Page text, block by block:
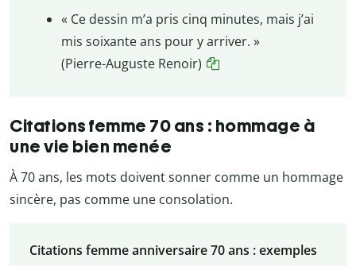
« Ce dessin m’a pris cinq minutes, mais j’ai
mis soixante ans pour y arriver. »
(Pierre-Auguste Renoir)
Citations femme 70 ans : hommage à
une vie bien menée
À 70 ans, les mots doivent sonner comme un hommage
sincère, pas comme une consolation.
Citations femme anniversaire 70 ans : exemples